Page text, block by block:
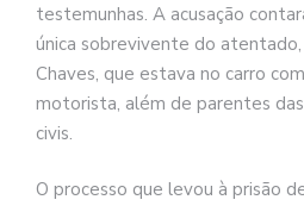
testemunhas. A acusação
única sobrevivente do
Chaves, que estava no carro
motorista, além de parentes
civis.
O processo que levou à prisão